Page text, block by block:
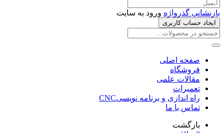
بازنشانی گذرواژه ورود به سایت
ایجاد حساب کاربری
صفحه اصلی
فروشگاه
مقالات علمی
تعمیرات
راه اندازی و برنامه نویسیCNC
تماس با ما
بازگشت